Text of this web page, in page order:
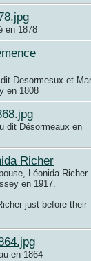
en 1878
Desormesux et
en 1808
dit Désormeaux en
Richer
Léonida Richer
en 1917.
just before their
en 1864